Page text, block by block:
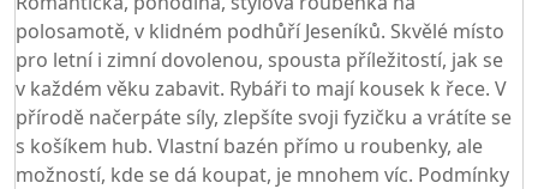
polosamotě, v klidném podhůří Jeseníků. Skvělé místo
pro letní i zimní dovolenou, spousta příležitostí, jak se
v každém věku zabavit. Rybáři to mají kousek k řece. V
přírodě načerpáte síly, zlepšíte svoji fyzičku a vrátíte se
s košíkem hub. Vlastní bazén přímo u roubenky, ale
možností, kde se dá koupat, je mnohem víc. Podmínky